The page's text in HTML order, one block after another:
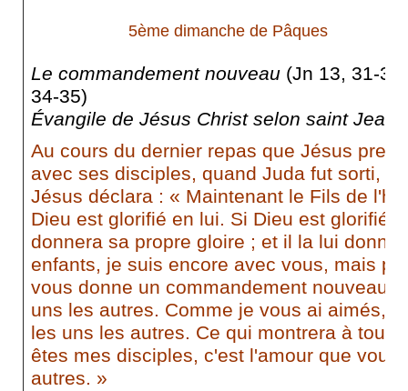
5ème dimanche de Pâques
Le commandement nouveau (Jn 13, 31-
34-35)
Évangile de Jésus Christ selon saint Jean
Au cours du dernier repas que Jésus
avec ses disciples, quand Juda fut sorti,
Jésus déclara : « Maintenant le Fils de
Dieu est glorifié en lui. Si Dieu est glorifié
donnera sa propre gloire ; et il la lui
enfants, je suis encore avec vous, mais
vous donne un commandement nouveau :
uns les autres. Comme je vous ai aimés,
les uns les autres. Ce qui montrera à tous
êtes mes disciples, c'est l'amour que vous
autres. »